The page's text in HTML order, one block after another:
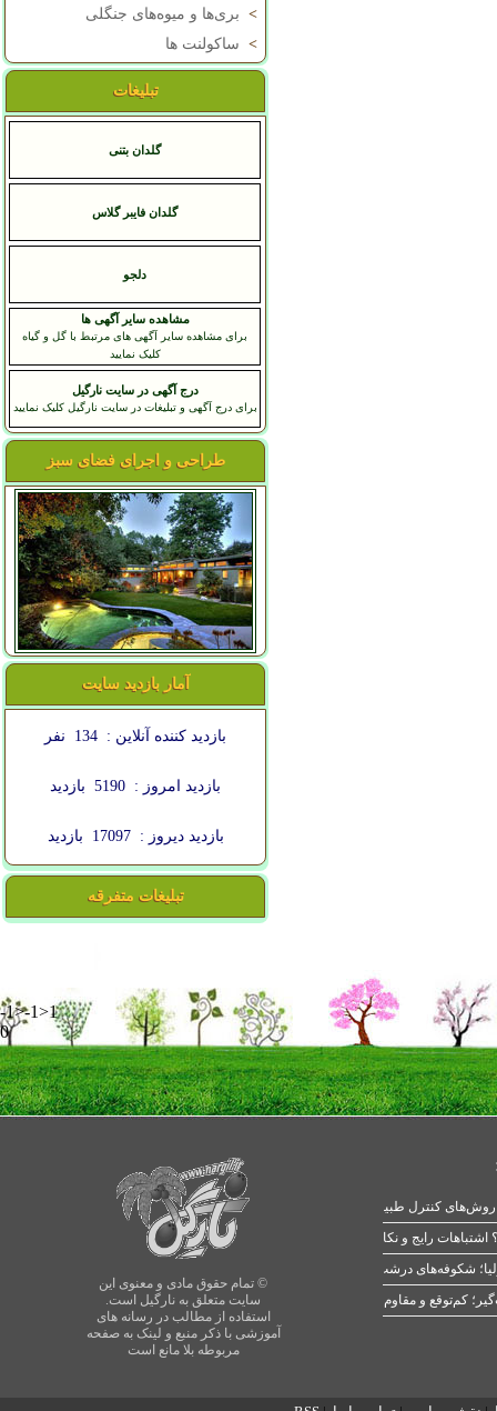
> بری‌ها و میوه‌های جنگلی
> ساکولنت ها
تبلیغات
گلدان بتنی
گلدان فایبر گلاس
دلجو
مشاهده سایر آگهی ها
برای مشاهده سایر آگهی های مرتبط با گل و گیاه
کلیک نمایید
درج آگهی در سایت نارگیل
برای درج آگهی و تبلیغات در سایت نارگیل کلیک نمایید
طراحی و اجرای فضای سبز
آمار بازدید سایت
بازدید کننده آنلاین : 134 نفر
بازدید امروز : 5190 بازدید
بازدید دیروز : 17097 بازدید
تبلیغات متفرقه
-1>-1>1
0
© تمام حقوق مادی و معنوی این
سایت متعلق به نارگیل است.
استفاده از مطالب در رسانه های
آموزشی با ذکر منبع و لینک به صفحه
مربوطه بلا مانع است
رایج و نکات طلایی
شکوفه‌های درشت در بهار